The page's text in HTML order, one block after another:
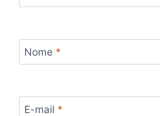
Nome *
E-mail *